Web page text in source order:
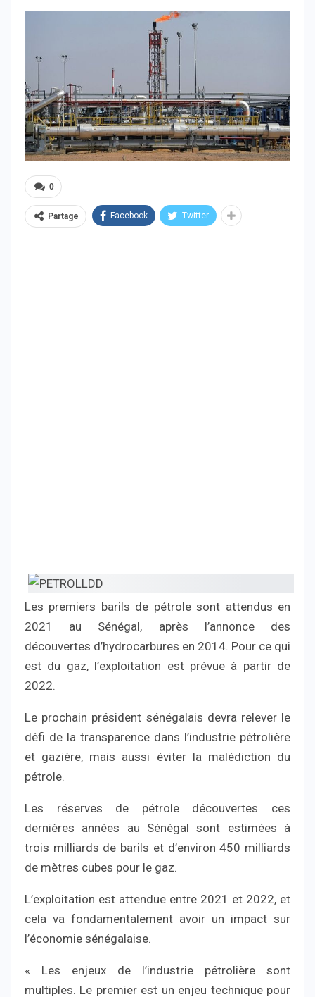
0
Partage Facebook Twitter
Les premiers barils de pétrole sont attendus en
2021 au Sénégal, après l’annonce des
découvertes d’hydrocarbures en 2014. Pour ce qui
est du gaz, l’exploitation est prévue à partir de
2022.
Le prochain président sénégalais devra relever le
défi de la transparence dans l’industrie pétrolière
et gazière, mais aussi éviter la malédiction du
pétrole.
Les réserves de pétrole découvertes ces
dernières années au Sénégal sont estimées à
trois milliards de barils et d’environ 450 milliards
de mètres cubes pour le gaz.
L’exploitation est attendue entre 2021 et 2022, et
cela va fondamentalement avoir un impact sur
l’économie sénégalaise.
« Les enjeux de l’industrie pétrolière sont
multiples. Le premier est un enjeu technique pour